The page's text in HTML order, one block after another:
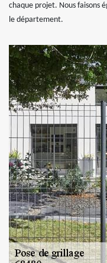
chaque projet. Nous faisons
le département.